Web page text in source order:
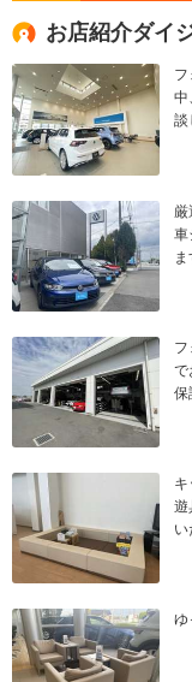
お店紹介ダイ
中
談
車
で
保
遊
い
ゆ